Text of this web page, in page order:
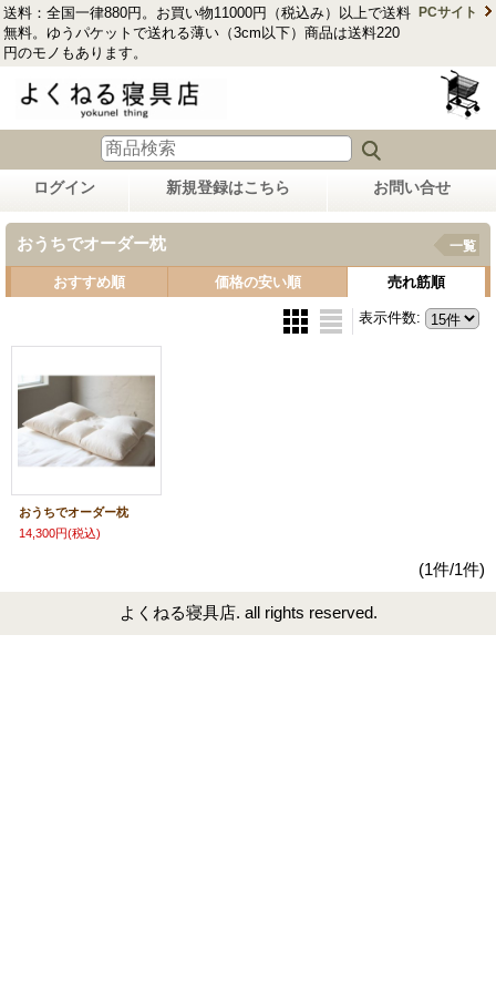
送料：全国一律880円。お買い物11000円（税込み）以上で送料
無料。ゆうパケットで送れる薄い（3cm以下）商品は送料220
円のモノもあります。
PCサイト
ログイン 新規登録はこちら お問い合せ
おうちでオーダー枕 一覧
おすすめ順 価格の安い順 売れ筋順
表示件数:
おうちでオーダー枕
14,300円(税込)
(1件/1件)
よくねる寝具店. all rights reserved.